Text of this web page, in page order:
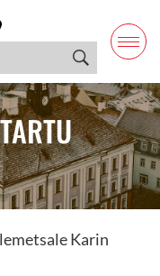
Karin